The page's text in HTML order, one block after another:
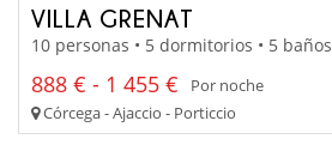
VILLA GRENAT
10 personas • 5 dormitorios • 5 baños
888 € - 1 455 €
Por noche
Córcega - Ajaccio - Porticcio